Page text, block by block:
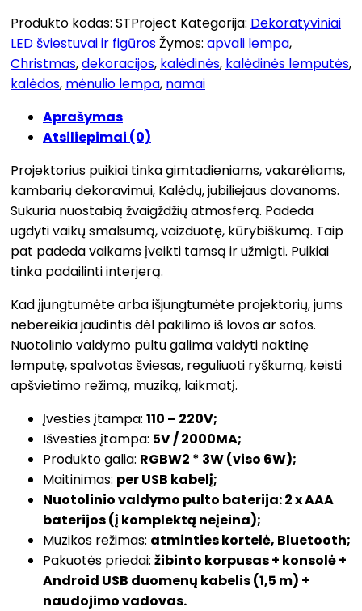
Produkto kodas: STProject Kategorija: Dekoratyviniai
LED šviestuvai ir figūrosŽymos: apvali lempa,
Christmas,dekoracijos, kalėdinės, kalėdinės lemputės,
kalėdos, mėnulio lempa, namai
Aprašymas
Atsiliepimai (0)
Projektorius puikiai tinka gimtadieniams, vakarėliams,
kambarių dekoravimui, Kalėdų, jubiliejaus dovanoms.
Sukuria nuostabią žvaigždžių atmosferą. Padeda
ugdyti vaikų smalsumą, vaizduotę, kūrybiškumą. Taip
pat padeda vaikams įveikti tamsą ir užmigti. Puikiai
tinka padailinti interjerą.
Kad įjungtumėte arba išjungtumėte projektorių, jums
nebereikia jaudintis dėl pakilimo iš lovos ar sofos.
Nuotolinio valdymo pultu galima valdyti naktinę
lemputę, spalvotas šviesas, reguliuoti ryškumą, keisti
apšvietimo režimą, muziką, laikmatį.
Įvesties įtampa: 110 – 220V;
Išvesties įtampa: 5V / 2000MA;
Produkto galia: RGBW2 * 3W (viso 6W);
Maitinimas: per USB kabelį;
Nuotolinio valdymo pulto baterija: 2 x AAA
baterijos (į komplektą neįeina);
Muzikos režimas: atminties kortelė, Bluetooth;
Pakuotės priedai: žibinto korpusas + konsolė +
Android USB duomenų kabelis (1,5 m) +
naudojimo vadovas.